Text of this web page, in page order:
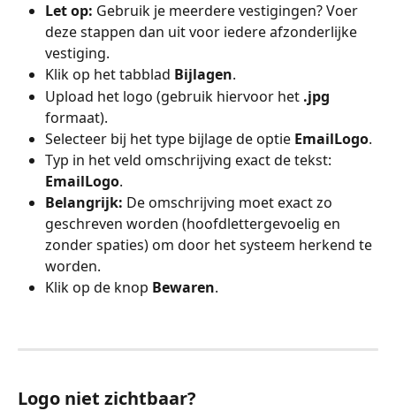
Let op: Gebruik je meerdere vestigingen? Voer
deze stappen dan uit voor iedere afzonderlijke
vestiging.
Klik op het tabblad Bijlagen.
Upload het logo (gebruik hiervoor het .jpg
formaat).
Selecteer bij het type bijlage de optie EmailLogo.
Typ in het veld omschrijving exact de tekst:
EmailLogo.
Belangrijk: De omschrijving moet exact zo
geschreven worden (hoofdlettergevoelig en
zonder spaties) om door het systeem herkend te
worden.
Klik op de knop Bewaren.
Logo niet zichtbaar?